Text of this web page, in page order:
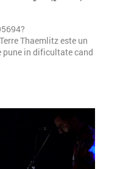
Thaemlitz este un
pune in dificultate cand